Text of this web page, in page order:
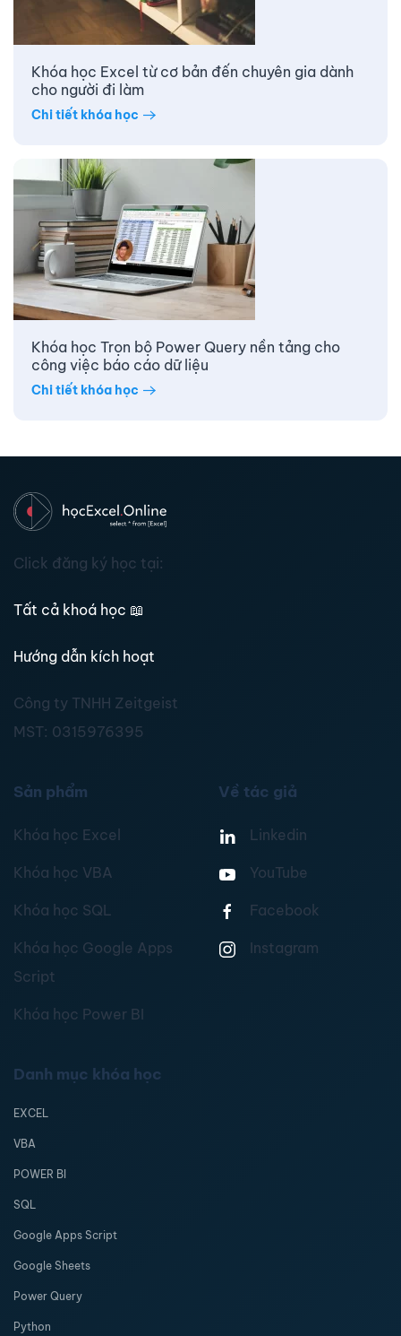
Khóa học Excel từ cơ bản đến chuyên gia dành
cho người đi làm
Chi tiết khóa học
Khóa học Trọn bộ Power Query nền tảng cho
công việc báo cáo dữ liệu
Chi tiết khóa học
Click đăng ký học tại:
Tất cả khoá học 📖
Hướng dẫn kích hoạt
Công ty TNHH Zeitgeist
MST: 0315976395
Sản phẩm
Khóa học Excel
Khóa học VBA
Khóa học SQL
Khóa học Google Apps
Script
Khóa học Power BI
Về tác giả
Linkedin
YouTube
Facebook
Instagram
Danh mục khóa học
EXCEL
VBA
POWER BI
SQL
Google Apps Script
Google Sheets
Power Query
Python